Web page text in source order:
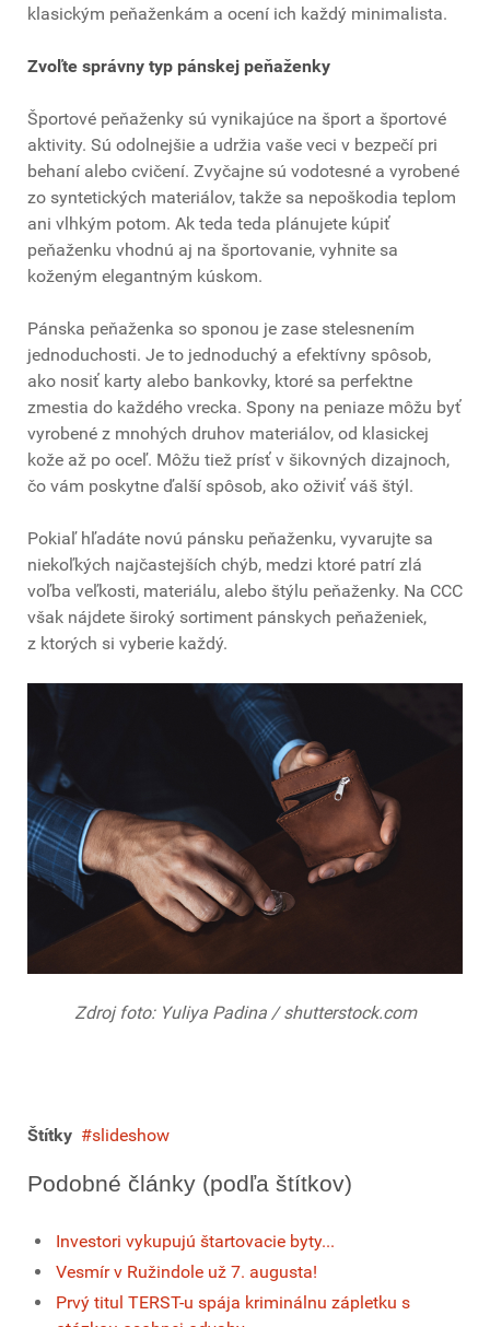
klasickým peňaženkám a ocení ich každý minimalista.
Zvoľte správny typ pánskej peňaženky
Športové peňaženky sú vynikajúce na šport a športové
aktivity. Sú odolnejšie a udržia vaše veci v bezpečí pri
behaní alebo cvičení. Zvyčajne sú vodotesné a vyrobené
zo syntetických materiálov, takže sa nepoškodia teplom
ani vlhkým potom. Ak teda teda plánujete kúpiť
peňaženku vhodnú aj na športovanie, vyhnite sa
koženým elegantným kúskom.
Pánska peňaženka so sponou je zase stelesnením
jednoduchosti. Je to jednoduchý a efektívny spôsob,
ako nosiť karty alebo bankovky, ktoré sa perfektne
zmestia do každého vrecka. Spony na peniaze môžu byť
vyrobené z mnohých druhov materiálov, od klasickej
kože až po oceľ. Môžu tiež prísť v šikovných dizajnoch,
čo vám poskytne ďalší spôsob, ako oživiť váš štýl.
Pokiaľ hľadáte novú pánsku peňaženku, vyvarujte sa
niekoľkých najčastejších chýb, medzi ktoré patrí zlá
voľba veľkosti, materiálu, alebo štýlu peňaženky. Na CCC
však nájdete široký sortiment pánskych peňaženiek,
z ktorých si vyberie každý.
Zdroj foto: Yuliya Padina / shutterstock.com
Štítky slideshow
Podobné články (podľa štítkov)
Investori vykupujú štartovacie byty...
Vesmír v Ružindole už 7. augusta!
Prvý titul TERST-u spája kriminálnu zápletku s